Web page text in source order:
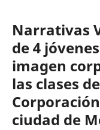
Narrativas
de 4
imagen
las clases
ciudad de